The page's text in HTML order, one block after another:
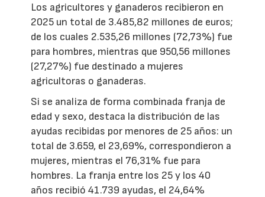
Los agricultores y ganaderos recibieron en
2025 un total de 3.485,82 millones de euros;
de los cuales 2.535,26 millones (72,73%) fue
para hombres, mientras que 950,56 millones
(27,27%) fue destinado a mujeres
agricultoras o ganaderas.
Si se analiza de forma combinada franja de
edad y sexo, destaca la distribución de las
ayudas recibidas por menores de 25 años: un
total de 3.659, el 23,69%, correspondieron a
mujeres, mientras el 76,31% fue para
hombres. La franja entre los 25 y los 40
años recibió 41.739 ayudas, el 24,64%